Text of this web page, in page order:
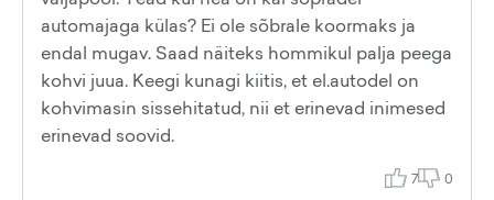
automajaga külas? Ei ole sõbrale koormaks ja
endal mugav. Saad näiteks hommikul palja peega
kohvi juua. Keegi kunagi kiitis, et el.autodel on
kohvimasin sissehitatud, nii et erinevad inimesed
erinevad soovid.
7 0